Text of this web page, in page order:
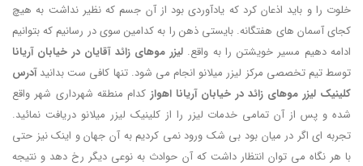
خلوت را و باید اذعان کرد که یادآوردی بود از آن جسم که نظیر نداشت به هیچ
کجای آسمان های هفتگانه. بایستی ذهن را به کدامین سوی در رسانیم که بتوانیم
ادامه دهیم مسیر خویشتن را به واقع.لیزر موهای زائد آقایان در خیابان آریانا
توسط تیم تخصصی مرکز لیزر میلانو انجام می شود. تنها کافی ست بدانیدآدرس
کلینیک لیزر موهای زائد در خیابان آریانا اهواز کدام منطقه شهرداری شهر واقع
شده و پس از آن تمامی خدمات لیزر را از کلینیک لیزر میلانو دریافت نمائید.
تجربه ای اگر در میان بود بی شک ورود نمی کردیم به آن جهان و اینک نیز حتی
با هر نگاه می توان انتظار داشت که آن حوادث به نوعی دیگر رخ دهد و نتیجه